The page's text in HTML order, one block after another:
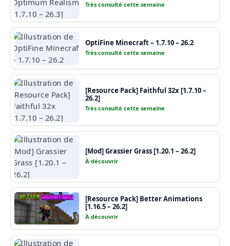
Très consulté cette semaine
OptiFine Minecraft – 1.7.10 – 26.2
Très consulté cette semaine
[Resource Pack] Faithful 32x [1.7.10 –
26.2]
Très consulté cette semaine
[Mod] Grassier Grass [1.20.1 – 26.2]
À découvrir
[Resource Pack] Better Animations
[1.16.5 – 26.2]
À découvrir